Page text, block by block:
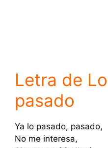
Letra de
pasado
Ya lo pasado, pasado,
No me interesa,